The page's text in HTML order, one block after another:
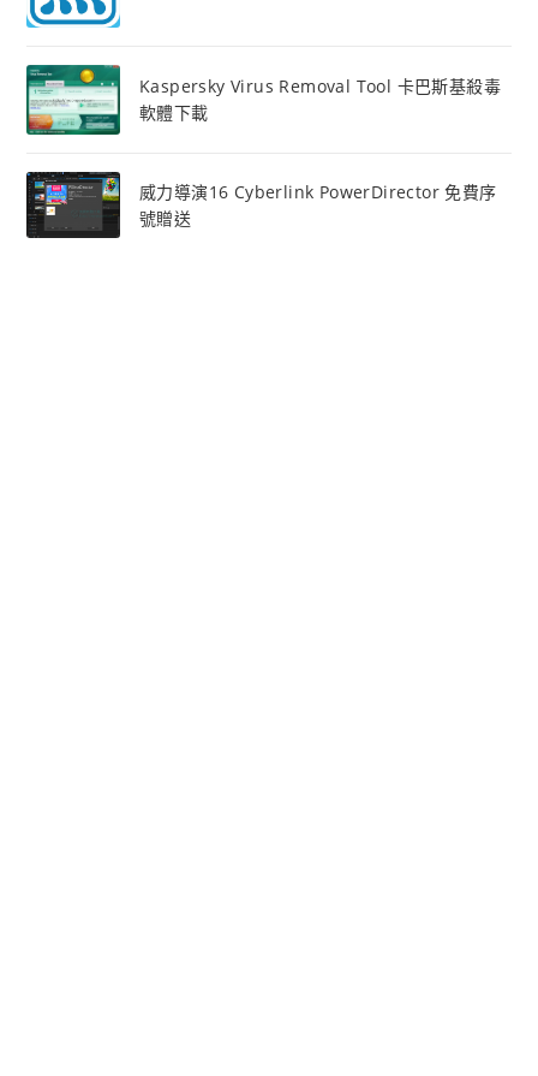
Kaspersky Virus Removal Tool 卡巴斯基殺毒
軟體下載
威力導演16 Cyberlink PowerDirector 免費序
號贈送